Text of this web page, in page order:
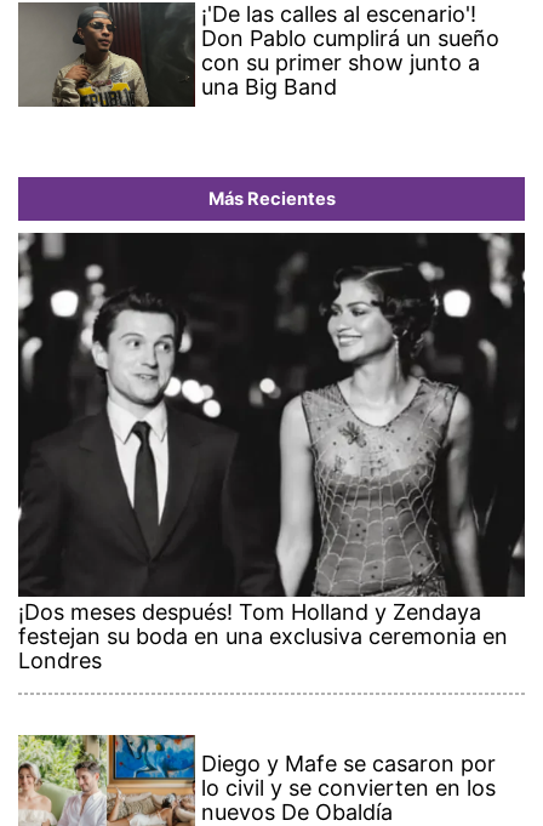
¡'De las calles al escenario'!
Don Pablo cumplirá un sueño
con su primer show junto a
una Big Band
Más Recientes
¡Dos meses después! Tom Holland y Zendaya
festejan su boda en una exclusiva ceremonia en
Londres
Diego y Mafe se casaron por
lo civil y se convierten en los
nuevos De Obaldía